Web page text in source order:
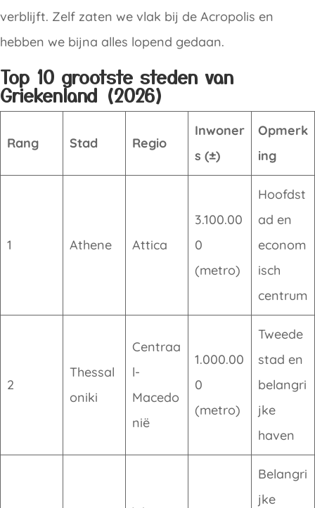
verblijft. Zelf zaten we vlak bij de Acropolis en
hebben we bijna alles lopend gedaan.
Top 10 grootste steden van
Griekenland (2026)
Rang Stad Regio
Inwoner
s (±)
Opmerk
ing
1 Athene Attica
3.100.00
0
(metro)
Hoofdst
ad en
econom
isch
centrum
2
Thessal
oniki
Centraa
l-
Macedo
nië
1.000.00
0
(metro)
Tweede
stad en
belangri
jke
haven
Belangri
jke